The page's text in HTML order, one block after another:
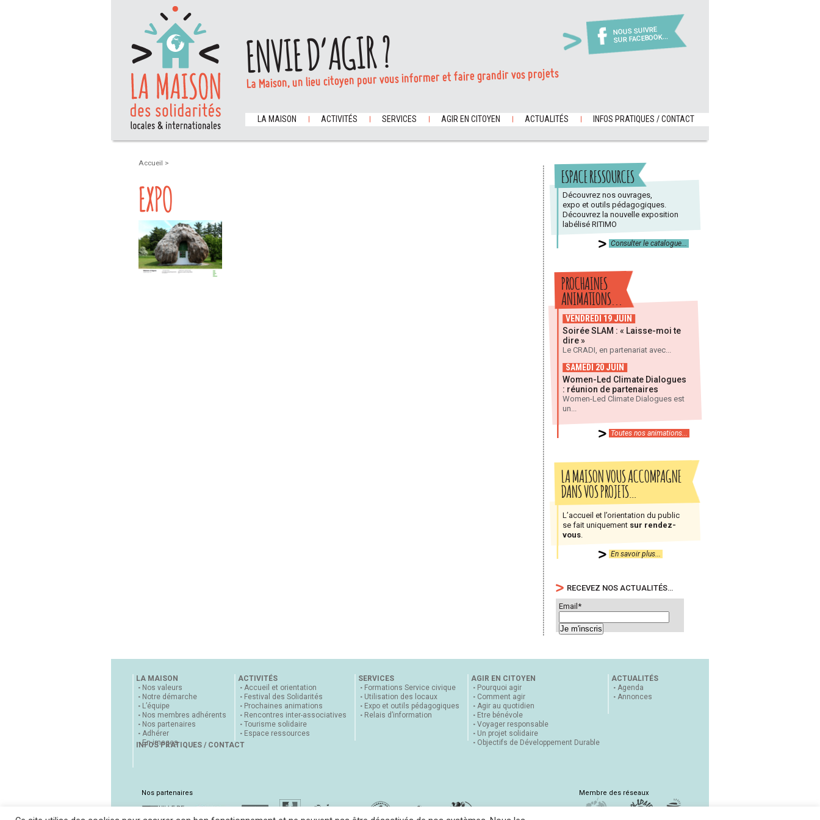
NOUS SUIVRE
SUR FACEBOOK...
ENVIE D’AGIR ?
La Maison, un lieu citoyen pour vous informer et faire grandir vos projets
LA MAISON ACTIVITÉS SERVICES AGIR EN CITOYEN ACTUALITÉS INFOS PRATIQUES / CONTACT
Accueil >
EXPO
ESPACE RESSOURCES
Découvrez nos ouvrages,
expo et outils pédagogiques.
Découvrez la nouvelle exposition
labélisé RITIMO
Consulter le catalogue...
PROCHAINES
ANIMATIONS...
VENDREDI 19 JUIN
Soirée SLAM : « Laisse-moi te
dire »
Le CRADI, en partenariat avec...
SAMEDI 20 JUIN
Women-Led Climate Dialogues
: réunion de partenaires
Women-Led Climate Dialogues est
un...
Toutes nos animations...
LA MAISON VOUS ACCOMPAGNE
DANS VOS PROJETS…
L’accueil et l’orientation du public
se fait uniquement sur rendez-
vous
En savoir plus...
RECEVEZ NOS ACTUALITÉS…
Email*
LA MAISON
Nos valeurs
Notre démarche
L’équipe
Nos membres adhérents
Nos partenaires
Adhérer
En images
ACTIVITÉS
Accueil et orientation
Festival des Solidarités
Prochaines animations
Rencontres inter-associatives
Tourisme solidaire
Espace ressources
SERVICES
Formations Service civique
Utilisation des locaux
Expo et outils pédagogiques
Relais d’information
AGIR EN CITOYEN
Pourquoi agir
Comment agir
Agir au quotidien
Etre bénévole
Voyager responsable
Un projet solidaire
Objectifs de Développement Durable
ACTUALITÉS
Agenda
Annonces
INFOS PRATIQUES / CONTACT
Nos partenaires Membre des réseaux